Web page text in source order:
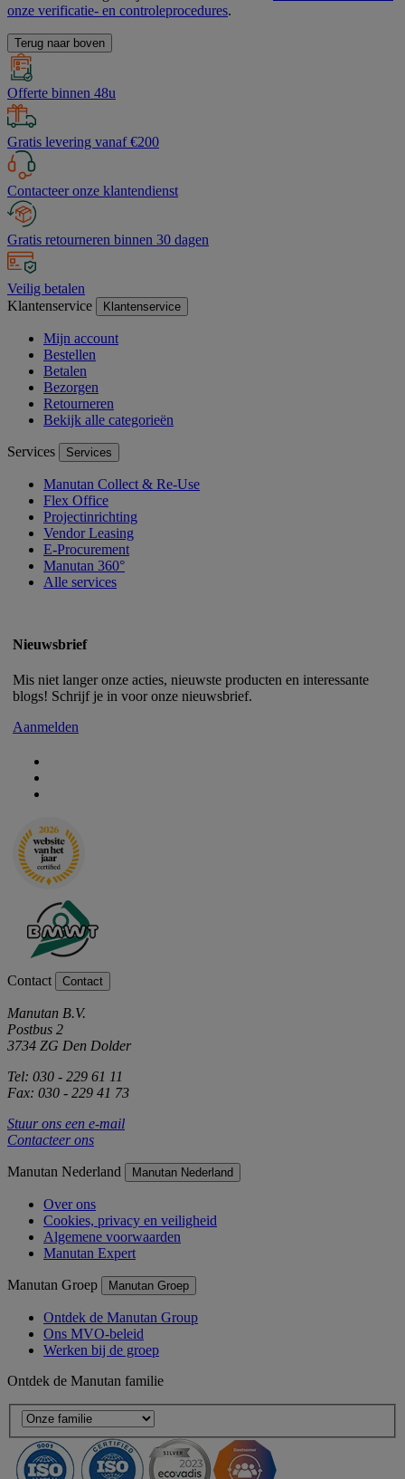
onze verificatie- en controleprocedures.
Terug naar boven
Offerte binnen 48u
Gratis levering vanaf €200
Contacteer onze klantendienst
Gratis retourneren binnen 30 dagen
Veilig betalen
Klantenservice
Klantenservice
Mijn account
Bestellen
Betalen
Bezorgen
Retourneren
Bekijk alle categorieën
Services Services
Manutan Collect & Re-Use
Flex Office
Projectinrichting
Vendor Leasing
E-Procurement
Manutan 360°
Alle services
Nieuwsbrief
Mis niet langer onze acties, nieuwste producten en interessante
blogs! Schrijf je in voor onze nieuwsbrief.
Aanmelden
Contact Contact
Manutan B.V.
Postbus 2
3734 ZG Den Dolder
Tel: 030 - 229 61 11
Fax: 030 - 229 41 73
Stuur ons een e-mail
Contacteer ons
Manutan Nederland Manutan Nederland
Over ons
Cookies, privacy en veiligheid
Algemene voorwaarden
Manutan Expert
Manutan Groep Manutan Groep
Ontdek de Manutan Group
Ons MVO-beleid
Werken bij de groep
Ontdek de Manutan familie